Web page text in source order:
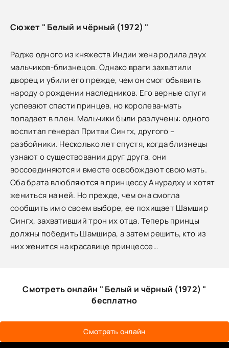
Сюжет " Белый и чёрный (1972) "
Радже одного из княжеств Индии жена родила двух
мальчиков-близнецов. Однако враги захватили
дворец и убили его прежде, чем он смог объявить
народу о рождении наследников. Его верные слуги
успевают спасти принцев, но королева-мать
попадает в плен. Мальчики были разлучены: одного
воспитал генерал Притви Сингх, другого –
разбойники. Несколько лет спустя, когда близнецы
узнают о существовании друг друга, они
воссоединяются и вместе освобождают свою мать.
Оба брата влюбляются в принцессу Анурадху и хотят
жениться на ней. Но прежде, чем она смогла
сообщить им о своем выборе, ее похищает Шамшир
Сингх, захвативший трон их отца. Теперь принцы
должны победить Шамшира, а затем решить, кто из
них женится на красавице принцессе…
Смотреть онлайн " Белый и чёрный (1972) "
бесплатно
Смотреть онлайн